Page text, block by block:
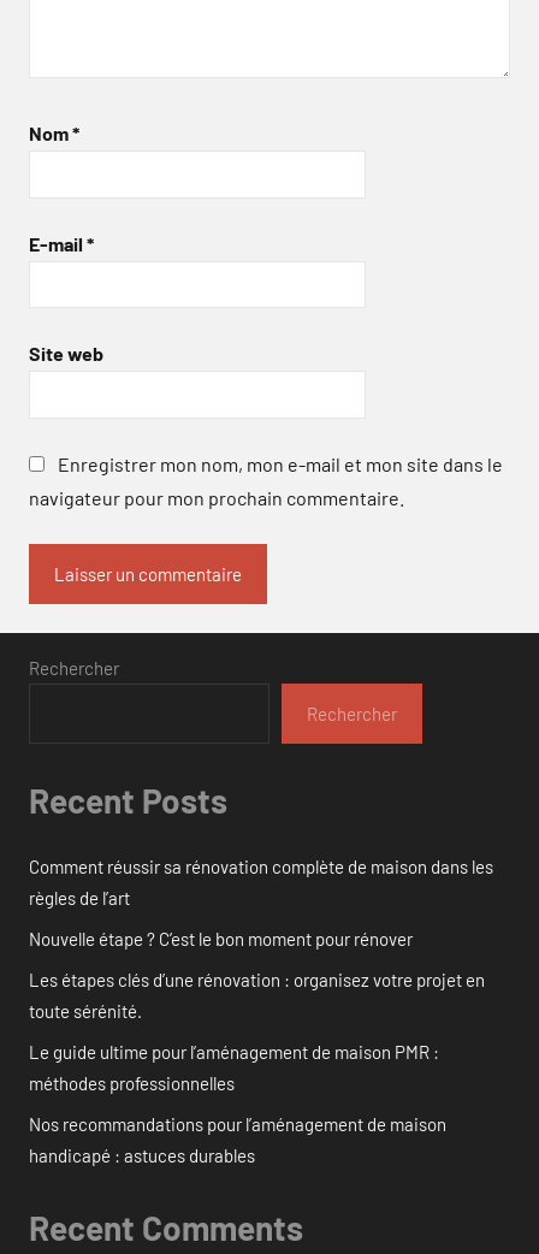
Nom*
E-mail *
Site web
Enregistrer mon nom, mon e-mail et mon site dans le
navigateur pour mon prochain commentaire.
Rechercher
Rechercher
Recent Posts
Comment réussir sa rénovation complète de maison dans les
règles de l’art
Nouvelle étape ? C’est le bon moment pour rénover
Les étapes clés d’une rénovation : organisez votre projet en
toute sérénité.
Le guide ultime pour l’aménagement de maison PMR :
méthodes professionnelles
Nos recommandations pour l’aménagement de maison
handicapé : astuces durables
Recent Comments